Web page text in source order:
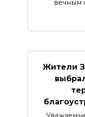
вечным
Жители